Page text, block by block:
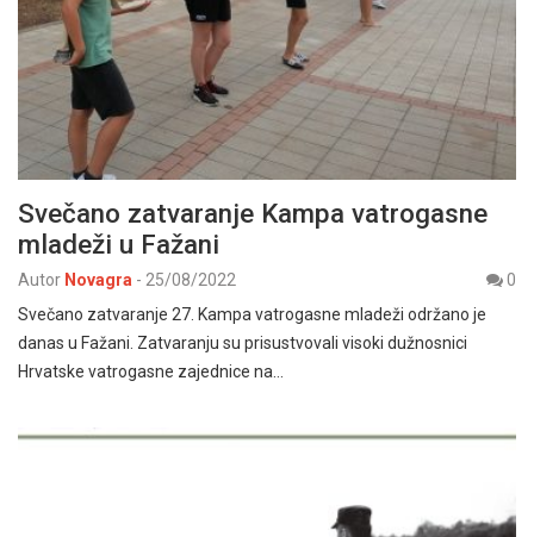
Svečano zatvaranje Kampa vatrogasne
mladeži u Fažani
Autor Novagra - 25/08/2022
0
Svečano zatvaranje 27. Kampa vatrogasne mladeži održano je
danas u Fažani. Zatvaranju su prisustvovali visoki dužnosnici
Hrvatske vatrogasne zajednice na…